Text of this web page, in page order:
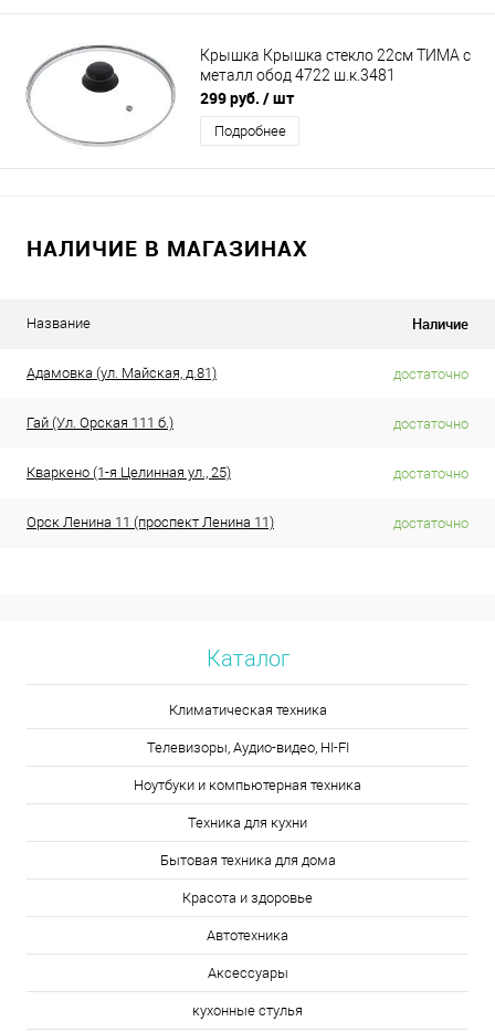
Крышка Крышка стекло 22см ТИМА с
металл обод 4722 ш.к.3481
299 руб. / шт
Подробнее
НАЛИЧИЕ В МАГАЗИНАХ
Название Наличие
Адамовка (ул. Майская, д.81) достаточно
Гай (Ул. Орская 111 б.) достаточно
Кваркено (1-я Целинная ул., 25) достаточно
Орск Ленина 11 (проспект Ленина 11) достаточно
Каталог
Климатическая техника
Телевизоры, Аудио-видео, HI-FI
Ноутбуки и компьютерная техника
Техника для кухни
Бытовая техника для дома
Красота и здоровье
Автотехника
Аксессуары
кухонные стулья